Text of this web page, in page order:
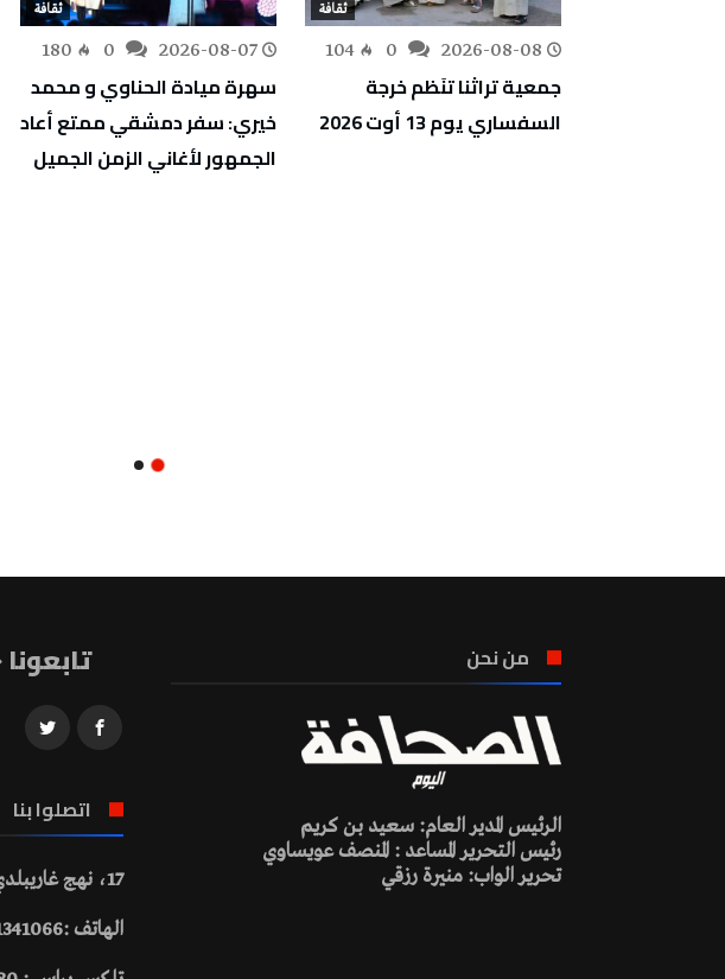
ثقافة
2026-08-08
104
جمعية تراثنا تنَظم خرجة
السفساري يوم 13 أوت 2026
ثقافة
2026-08-07
180
سهرة ميادة الحناوي و محمد
خيري: سفر دمشقي ممتع أعاد
الجمهور لأغاني الزمن الجميل
من نحن
الرئيس المدير العام: سعيد بن كريم
رئيس التحرير المساعد : المنصف عويساوي
تحرير الواب: منيرة رزقي
تابعونا
اتصلوا بنا
17، نهج غاريبلدي ـ 1007 تونس
الهاتف :71341066 – 71335025 – 71336386